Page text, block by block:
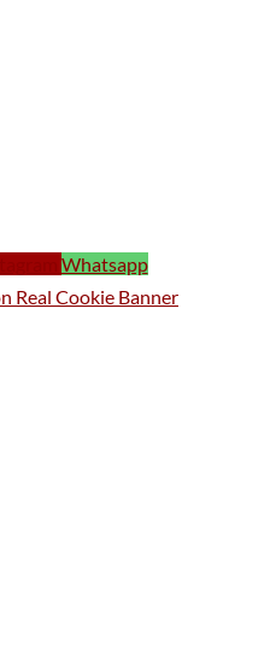
Whatsapp
Real Cookie Banner